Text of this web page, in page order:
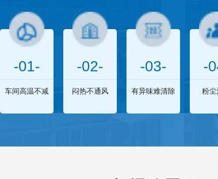
-01-
车间高温不减
-02-
闷热不通风
-03-
有异味难清除
-
粉尘